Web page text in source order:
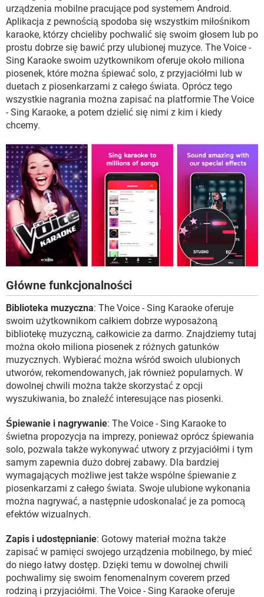
WINDOWS 10
urządzenia mobilne pracujące pod systemem Android.
Aplikacja z pewnością spodoba się wszystkim miłośnikom
karaoke, którzy chcieliby pochwalić się swoim głosem lub po
prostu dobrze się bawić przy ulubionej muzyce. The Voice -
Sing Karaoke swoim użytkownikom oferuje około miliona
piosenek, które można śpiewać solo, z przyjaciółmi lub w
duetach z piosenkarzami z całego świata. Oprócz tego
wszystkie nagrania można zapisać na platformie The Voice
- Sing Karaoke, a potem dzielić się nimi z kim i kiedy
chcemy.
Główne funkcjonalności
Biblioteka muzyczna: The Voice - Sing Karaoke oferuje
swoim użytkownikom całkiem dobrze wyposażoną
bibliotekę muzyczną, całkowicie za darmo. Znajdziemy tutaj
można około miliona piosenek z różnych gatunków
muzycznych. Wybierać można wśród swoich ulubionych
utworów, rekomendowanych, jak również popularnych. W
dowolnej chwili można także skorzystać z opcji
wyszukiwania, bo znaleźć interesujące nas piosenki.
Śpiewanie i nagrywanie: The Voice - Sing Karaoke to
świetna propozycja na imprezy, ponieważ oprócz śpiewania
solo, pozwala także wykonywać utwory z przyjaciółmi i tym
samym zapewnia dużo dobrej zabawy. Dla bardziej
wymagających możliwe jest także wspólne śpiewanie z
piosenkarzami z całego świata. Swoje ulubione wykonania
można nagrywać, a następnie udoskonalać je za pomocą
efektów wizualnych.
Zapis i udostępnianie: Gotowy materiał można także
zapisać w pamięci swojego urządzenia mobilnego, by mieć
do niego łatwy dostęp. Dzięki temu w dowolnej chwili
pochwalimy się swoim fenomenalnym coverem przed
rodziną i przyjaciółmi. The Voice - Sing Karaoke oferuje